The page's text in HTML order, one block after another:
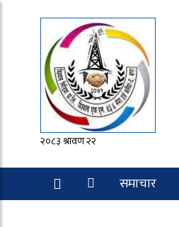
२०८३ श्रावण २२
समाचार